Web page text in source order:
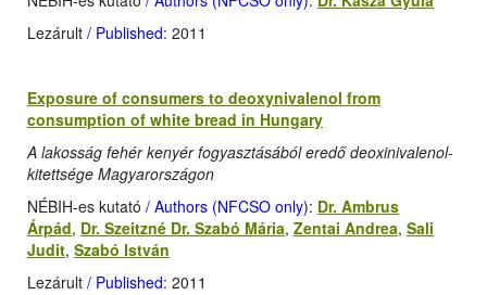
Lezárult / Published: 2011
Exposure of consumers to deoxynivalenol from
consumption of white bread in Hungary
A lakosság fehér kenyér fogyasztásából eredő deoxinivalenol-
kitettsége Magyarországon
NÉBIH-es kutató / Authors (NFCSO only): Dr. Ambrus
Árpád, Dr. Szeitzné Dr. Szabó Mária, Zentai Andrea, Sali
Judit, Szabó István
Lezárult / Published: 2011